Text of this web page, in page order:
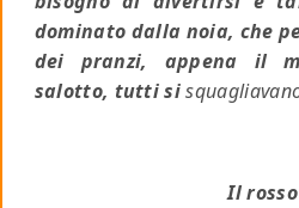
dominato dalla noia, che
dei pranzi, appena il
salotto, tutti si
Il